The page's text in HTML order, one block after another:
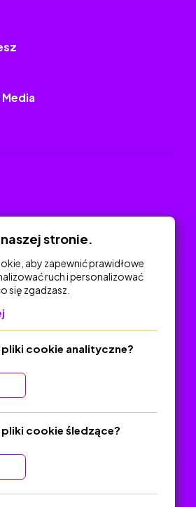
Media
stronie.
aby zapewnić prawidłowe
ruch i personalizować
się zgadzasz.
cookie analityczne?
cookie śledzące?